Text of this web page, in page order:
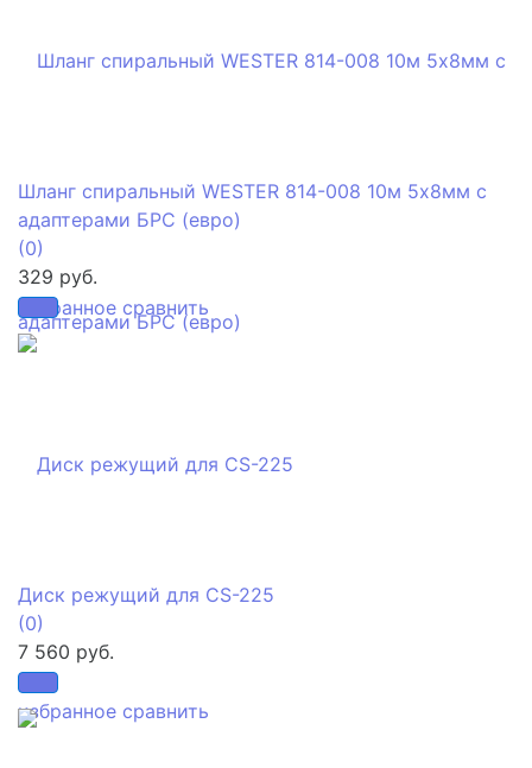
избранное сравнить
Шланг спиральный WESTER 814-008 10м 5х8мм с
адаптерами БРС (евро)
(0)
329 руб.
избранное сравнить
Диск режущий для CS-225
(0)
7 560 руб.